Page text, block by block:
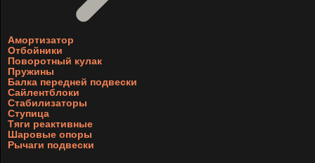
Амортизатор
Отбойники
Поворотный кулак
Пружины
Балка передней подвески
Сайлентблоки
Стабилизаторы
Ступица
Тяги реактивные
Шаровые опоры
Рычаги подвески